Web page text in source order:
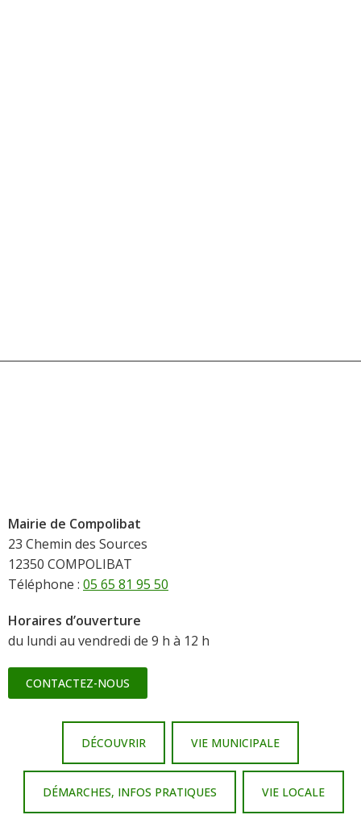
Mairie de Compolibat
23 Chemin des Sources
12350 COMPOLIBAT
Téléphone : 05 65 81 95 50
Horaires d’ouverture
du lundi au vendredi de 9 h à 12 h
CONTACTEZ-NOUS
DÉCOUVRIR VIE MUNICIPALE
DÉMARCHES, INFOS PRATIQUES VIE LOCALE